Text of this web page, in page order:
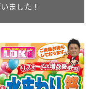
ました！